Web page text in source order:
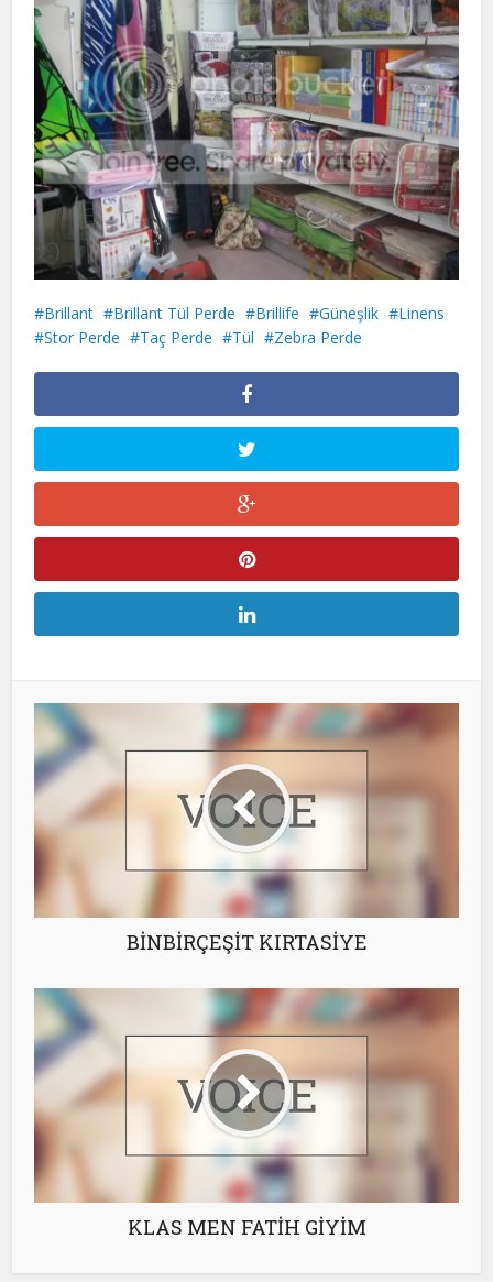
Brillant Brillant Tül Perde Brillife Güneşlik
Linens
Stor Perde
Taç Perde Tül Zebra Perde
BİNBİRÇEŞİT KIRTASİYE
KLAS MEN FATİH GİYİM